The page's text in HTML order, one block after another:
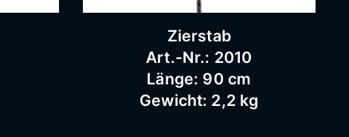
Zierstab
Art.-Nr.: 2010
Länge: 90 cm
Gewicht: 2,2 kg